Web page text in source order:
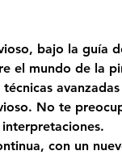
bajo la guía
el mundo de la
. No te
con un